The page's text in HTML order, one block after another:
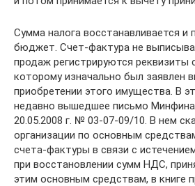
Сумма налога восстанавливается и
бюджет. Счет-фактура не
продаж регистрируются реквизиты
которому изначально был заявлен
приобретении этого имущества. В
недавно вышедшее письмо
20.05.2008 г. № 03-07-09/10. В нем
организации по основным
счета-фактуры в связи с
при восстановлении сумм НДС,
этим основным средствам, в книге